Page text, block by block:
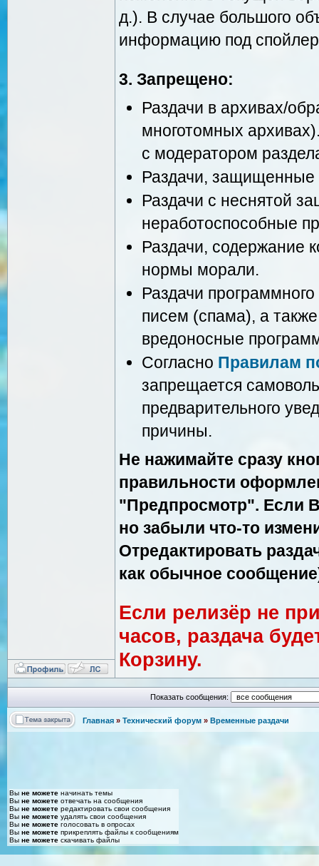
д.). В случае большого
информацию под
3. Запрещено:
Раздачи в архивах/
многотомных
с модератором
Раздачи, защищенные
Раздачи с неснятой
неработоспособные
Раздачи, содержание
нормы морали.
Раздачи
писем (спама), а
вредоносные
Согласно Правилам
запрещается
предварительного
причины.
Не нажимайте сразу
правильности
"Предпросмотр". Если
но забыли что-то
Отредактировать
как обычное
Если релизёр не
часов, раздача
Корзину.
Показать сообщения:
Главная » Технический форум » Временные раздачи
Вы не можете начинать темы
Вы не можете отвечать на сообщения
Вы не можете редактировать свои сообщения
Вы не можете удалять свои сообщения
Вы не можете голосовать в опросах
Вы не можете прикреплять файлы к сообщениям
Вы не можете скачивать файлы